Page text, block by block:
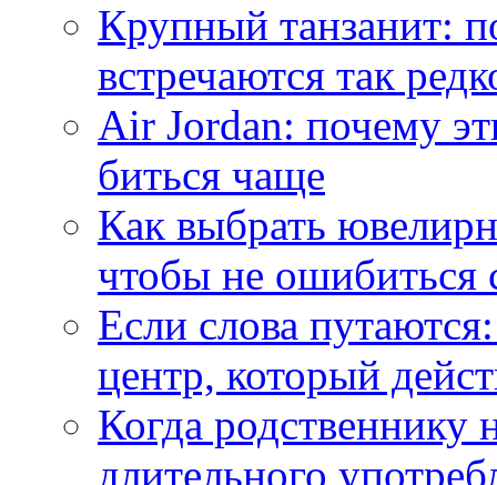
Крупный танзанит:
встречаются так
Air Jordan: почему
биться чаще
Как выбрать
чтобы не ошибиться
Если слова
центр, который
Когда
длительного